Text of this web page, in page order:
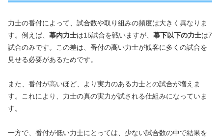
力士の番付によって、試合数や取り組みの頻度は大きく異なりま
す。例えば、 幕内力士は15試合を戦いますが、 幕下以下の力士は7
試合のみです。この差は、番付の高い力士が観客に多くの試合を
見せる必要があるためです。
また、番付が高いほど、より実力のある力士との試合が増えま
す。これにより、力士の真の実力が試される仕組みになっていま
す。
一方で、番付が低い力士にとっては、少ない試合数の中で結果を